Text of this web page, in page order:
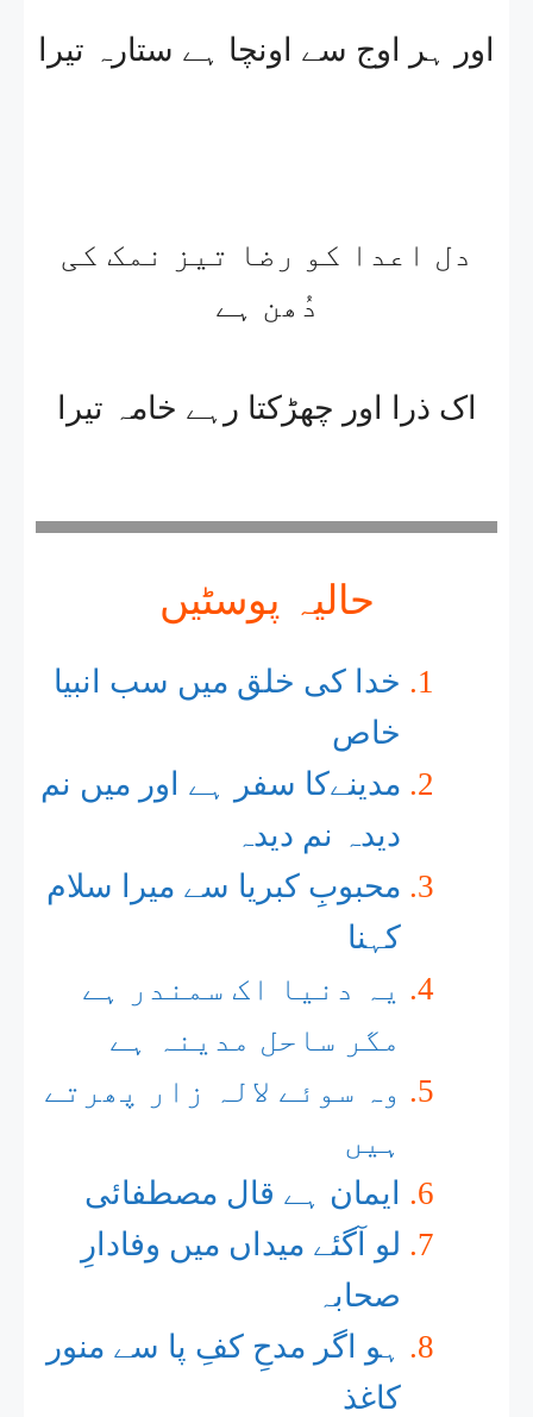
اور ہر اوج سے اونچا ہے ستارہ تیرا
دل اعدا کو رضا تیز نمک کی
دُھن ہے
اک ذرا اور چھڑکتا رہے خامہ تیرا
حالیہ پوسٹیں
خدا کی خلق میں سب انبیا
خاص
مدینےکا سفر ہے اور میں نم
دیدہ نم دیدہ
محبوبِ کبریا سے میرا سلام
کہنا
یہ دنیا اک سمندر ہے
مگر ساحل مدینہ ہے
وہ سوئے لالہ زار پھرتے
ہیں
ایمان ہے قال مصطفائی
لو آگئے میداں میں وفادارِ
صحابہ
ہو اگر مدحِ کفِ پا سے منور
کاغذ